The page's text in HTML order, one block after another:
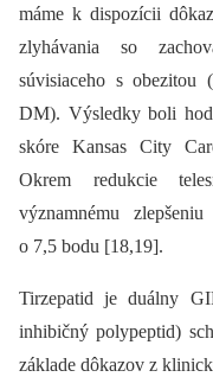
máme k dispozícii
zlyhávania so
súvisiaceho s obezitou
DM). Výsledky boli
skóre Kansas City
Okrem redukcie
významnému
o 7,5 bodu [18,19].
Tirzepatid je duálny
inhibičný polypeptid)
základe dôkazov z